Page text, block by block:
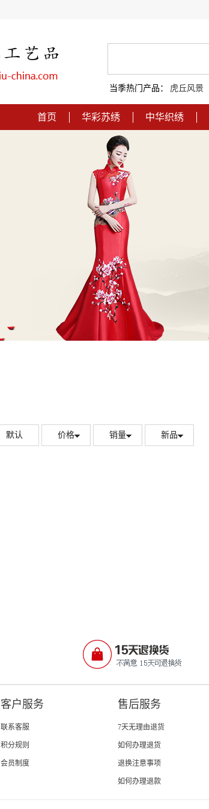
当季热门产品： 虎丘风景
首页 华彩苏绣 中华织绣
默认 价格 销量 新品
客户服务
联系客服
积分规则
会员制度
售后服务
7天无理由退货
如何办理退货
退换注意事项
如何办理退款